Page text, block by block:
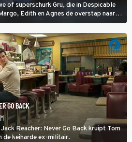
of superschurk Gru, die in Despicable
Edith en Agnes de overstap naar
op dat pad weet te blijven.
GO BACK
Reacher: Never Go Back kruipt Tom
de keiharde ex-militair.